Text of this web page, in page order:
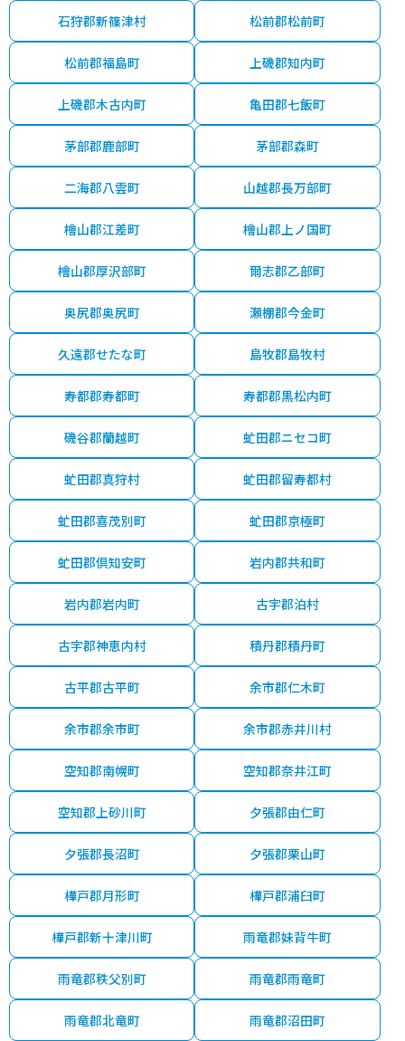
石狩郡新篠津村 松前郡松前町
松前郡福島町 上磯郡知内町
上磯郡木古内町 亀田郡七飯町
茅部郡鹿部町 茅部郡森町
二海郡八雲町 山越郡長万部町
檜山郡江差町 檜山郡上ノ国町
檜山郡厚沢部町 爾志郡乙部町
奥尻郡奥尻町 瀬棚郡今金町
久遠郡せたな町 島牧郡島牧村
寿都郡寿都町 寿都郡黒松内町
磯谷郡蘭越町 虻田郡ニセコ町
虻田郡真狩村 虻田郡留寿都村
虻田郡喜茂別町 虻田郡京極町
虻田郡倶知安町 岩内郡共和町
岩内郡岩内町 古宇郡泊村
古宇郡神恵内村 積丹郡積丹町
古平郡古平町 余市郡仁木町
余市郡余市町 余市郡赤井川村
空知郡南幌町 空知郡奈井江町
空知郡上砂川町 夕張郡由仁町
夕張郡長沼町 夕張郡栗山町
樺戸郡月形町 樺戸郡浦臼町
樺戸郡新十津川町 雨竜郡妹背牛町
雨竜郡秩父別町 雨竜郡雨竜町
雨竜郡北竜町 雨竜郡沼田町